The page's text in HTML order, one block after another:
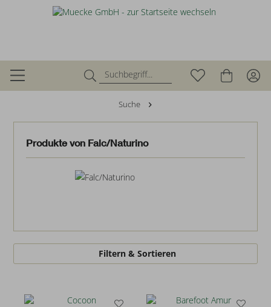
Suche
Produkte von Falc/Naturino
Filtern & Sortieren